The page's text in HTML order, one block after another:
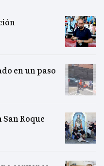
en un paso
Roque